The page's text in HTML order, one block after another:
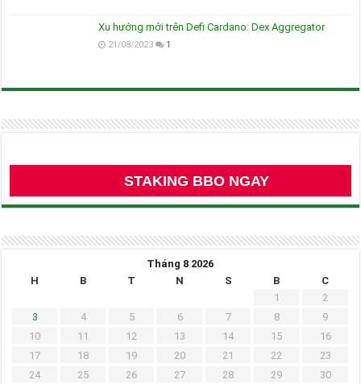
Xu hướng mới trên Defi Cardano: Dex Aggregator
21/08/2023 1
STAKING BBO NGAY
Tháng 8 2026
H
B T N S B
C
1
2
3
4 5 6 7 8
9
10
11 12 13 14 15
16
17
18 19 20 21 22
23
24
25 26 27 28 29
30